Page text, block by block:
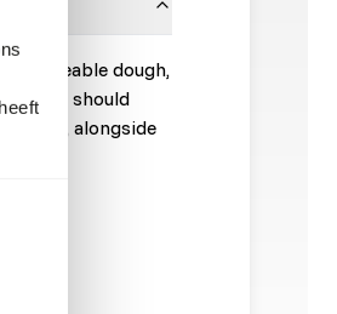
shapeable dough,
Diet should
alongside